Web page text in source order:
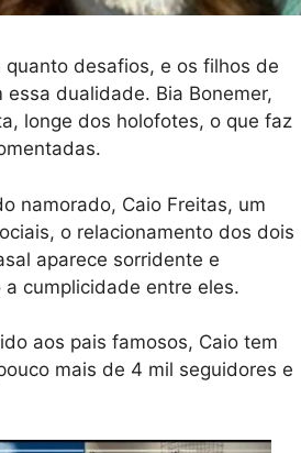
desafios, e os filhos de
dualidade. Bia Bonemer,
longe dos holofotes, o que faz
namorado, Caio Freitas, um
o relacionamento dos dois
aparece sorridente e
cumplicidade entre eles.
aos pais famosos, Caio tem
mais de 4 mil seguidores e